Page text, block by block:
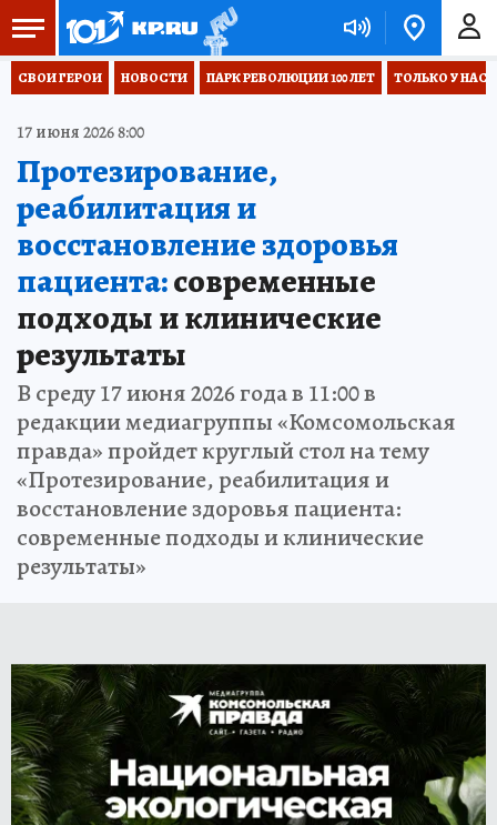
СВОИ ГЕРОИ НОВОСТИ ПАРК РЕВОЛЮЦИИ 100 ЛЕТ ТОЛЬКО У НАС
17 июня 2026 8:00
Протезирование,
реабилитация и
восстановление здоровья
пациента:современные
подходы и клинические
результаты
В среду 17 июня 2026 года в 11:00 в
редакции медиагруппы «Комсомольская
правда» пройдет круглый стол на тему
«Протезирование, реабилитация и
восстановление здоровья пациента:
современные подходы и клинические
результаты»